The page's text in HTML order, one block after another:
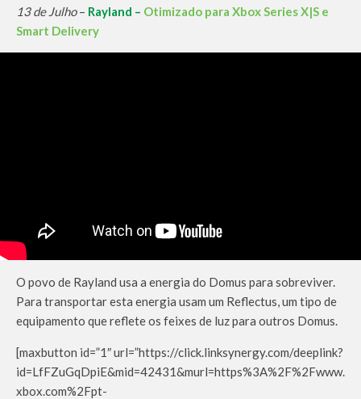
13 de Julho– Rayland – Otimizado para Xbox Series X|S e
Smart Delivery
O povo de Rayland usa a energia do Domus para sobreviver.
Para transportar esta energia usam um Reflectus, um tipo de
equipamento que reflete os feixes de luz para outros Domus.
[maxbutton id=”1″ url=”https://click.linksynergy.com/deeplink?
id=LfFZuGqDpiE&mid=42431&murl=https%3A%2F%2Fwww.
xbox.com%2Fpt-